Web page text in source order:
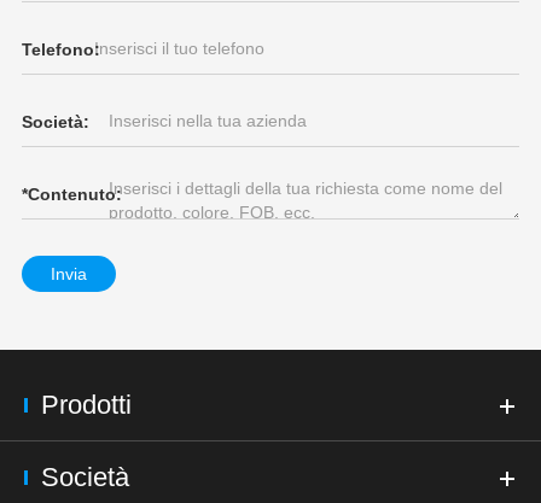
Telefono:
Società:
*Contenuto:
Invia
Prodotti
Società